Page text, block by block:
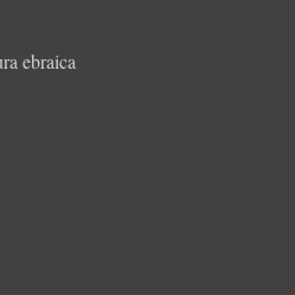
ebraica